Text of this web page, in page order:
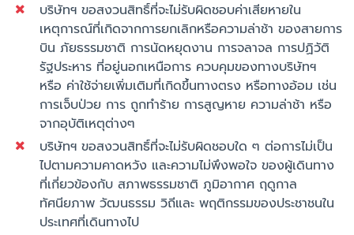
บริษัทฯ ขอสงวนสิทธิ์ที่จะไม่รับผิดชอบค่าเสียหายใน
เหตุการณ์ที่เกิดจากการยกเลิกหรือความล่าช้า ของสายการ
บิน ภัยธรรมชาติ การนัดหยุดงาน การจลาจล การปฏิวัติ
รัฐประหาร ที่อยู่นอกเหนือการ ควบคุมของทางบริษัทฯ
หรือ ค่าใช้จ่ายเพิ่มเติมที่เกิดขึ้นทางตรง หรือทางอ้อม เช่น
การเจ็บป่วย การ ถูกทำร้าย การสูญหาย ความล่าช้า หรือ
จากอุบัติเหตุต่างๆ
บริษัทฯ ขอสงวนสิทธิ์ที่จะไม่รับผิดชอบใด ๆ ต่อการไม่เป็น
ไปตามความคาดหวัง และความไม่พึงพอใจ ของผู้เดินทาง
ที่เกี่ยวข้องกับ สภาพธรรมชาติ ภูมิอากาศ ฤดูกาล
ทัศนียภาพ วัฒนธรรม วิถีและ พฤติกรรมของประชาชนใน
ประเทศที่เดินทางไป